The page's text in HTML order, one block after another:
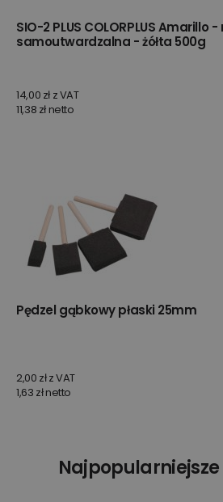
SIO-2 PLUS COLORPLUS Amarillo
samoutwardzalna - żółta 500g
14,00 zł z VAT
11,38 zł netto
Pędzel gąbkowy płaski 25mm
2,00 zł z VAT
1,63 zł netto